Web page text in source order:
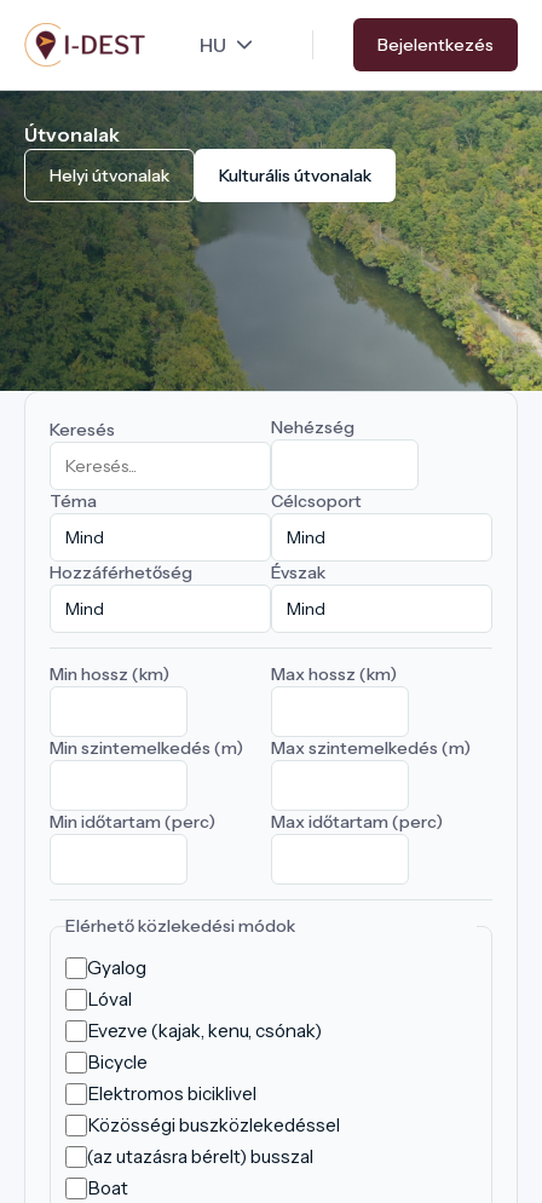
Ugrás
a
tartalomra
Bejelentkezés
Útvonalak
Helyi útvonalak Kulturális útvonalak
Keresés Nehézség
Téma Célcsoport
Hozzáférhetőség Évszak
Min hossz (km) Max hossz (km)
Min szintemelkedés (m) Max szintemelkedés (m)
Min időtartam (perc) Max időtartam (perc)
Elérhető közlekedési módok
Gyalog
Lóval
Evezve (kajak, kenu, csónak)
Bicycle
Elektromos biciklivel
Közösségi buszközlekedéssel
(az utazásra bérelt) busszal
Boat